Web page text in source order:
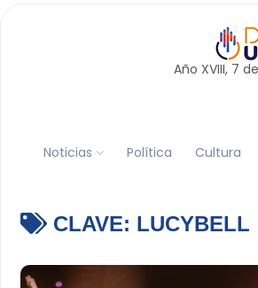
Año XVIII, 7 de
Noticias Política Cultura
CLAVE: LUCYBELL